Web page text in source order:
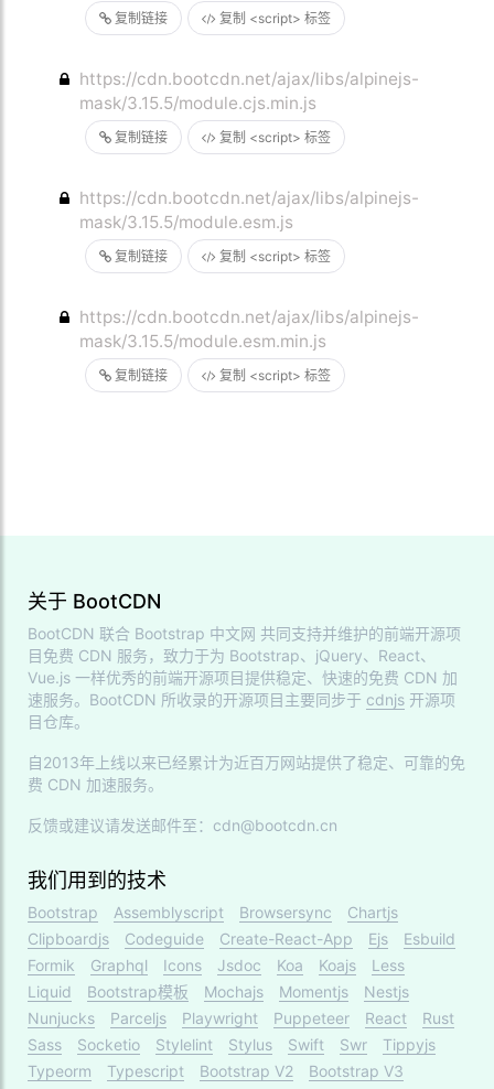
复制链接 复制 <script> 标签
复制链接 复制 <script> 标签
https://cdn.bootcdn.net/ajax/libs/alpinejs-
mask/3.15.5/module.cjs.min.js
复制链接 复制 <script> 标签
https://cdn.bootcdn.net/ajax/libs/alpinejs-
mask/3.15.5/module.esm.js
复制链接 复制 <script> 标签
https://cdn.bootcdn.net/ajax/libs/alpinejs-
mask/3.15.5/module.esm.min.js
关于 BootCDN
BootCDN 联合 Bootstrap 中文网 共同支持并维护的前端开源项
目免费 CDN 服务，致力于为 Bootstrap、jQuery、React、
Vue.js 一样优秀的前端开源项目提供稳定、快速的免费 CDN 加
速服务。BootCDN 所收录的开源项目主要同步于 cdnjs 开源项
目仓库。
自2013年上线以来已经累计为近百万网站提供了稳定、可靠的免
费 CDN 加速服务。
反馈或建议请发送邮件至：cdn@bootcdn.cn
我们用到的技术
Bootstrap Assemblyscript Browsersync
Chartjs
Clipboardjs
Codeguide Create-React-App Ejs
Esbuild
Formik
Graphql Icons Jsdoc Koa Koajs
Less
Liquid
Bootstrap模板 Mochajs Momentjs
Nestjs
Nunjucks
Parceljs Playwright Puppeteer React
Rust
Sass
Socketio Stylelint Stylus Swift Swr
Tippyjs
Typeorm
Typescript Bootstrap V2
Bootstrap V3